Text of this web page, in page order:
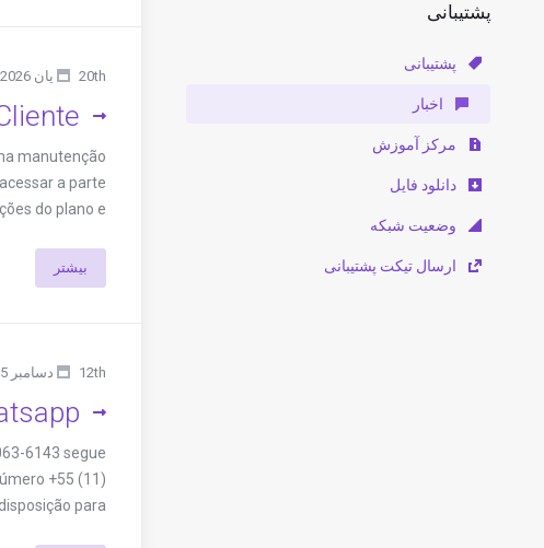
پشتیبانی
پشتیبانی
اخبار
مرکز آموزش
دانلود فایل
وضعیت شبکه
ارسال تیکت پشتیبانی
20th یان 2026
manutenção
a parte
do plano e ...
بیشتر
12th دسامبر 2025
6143 segue
+55 (11)
para ...